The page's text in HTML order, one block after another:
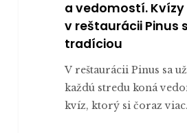
a vedomostí. Kvízy
v reštaurácii Pinus
tradíciou
V reštaurácii Pinus sa
každú stredu koná
kvíz, ktorý si čoraz